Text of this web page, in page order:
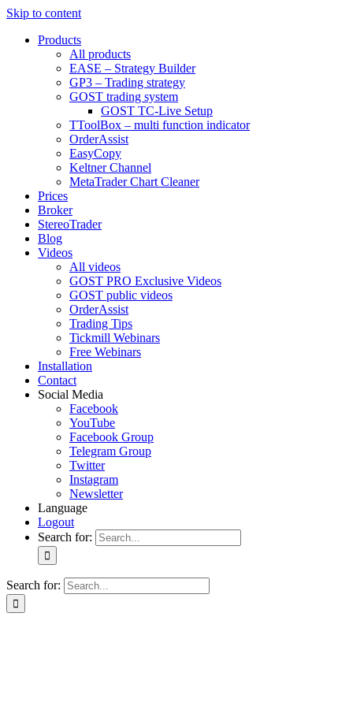
Skip to content
Products
All products
EASE – Strategy Builder
GP3 – Trading strategy
GOST trading system
GOST TC-Live Setup
TToolBox – multi function indicator
OrderAssist
EasyCopy
Keltner Channel
MetaTrader Chart Cleaner
Prices
Broker
StereoTrader
Blog
Videos
All videos
GOST PRO Exclusive Videos
GOST public videos
OrderAssist
Trading Tips
Tickmill Webinars
Free Webinars
Installation
Contact
Social Media
Facebook
YouTube
Facebook Group
Telegram Group
Twitter
Instagram
Newsletter
Language
Logout
Search for:
Search for: